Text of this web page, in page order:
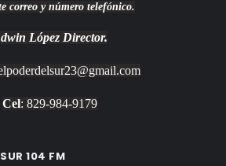
correo y número telefónico.
López Director.
Cel: 829-984-9179
104 FM